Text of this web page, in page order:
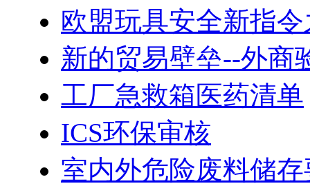
欧盟玩具安全新指
新的贸易壁垒--外商
工厂急救箱医药清单
ICS环保审核
室内外危险废料储